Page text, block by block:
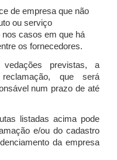
de empresa que não
ou serviço
casos em que há
os fornecedores.
previstas, a
que será
num prazo de até
listadas acima pode
e/ou do cadastro
da empresa